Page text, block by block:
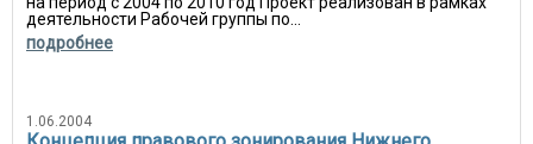
деятельности Рабочей группы по...
подробнее
1.06.2004